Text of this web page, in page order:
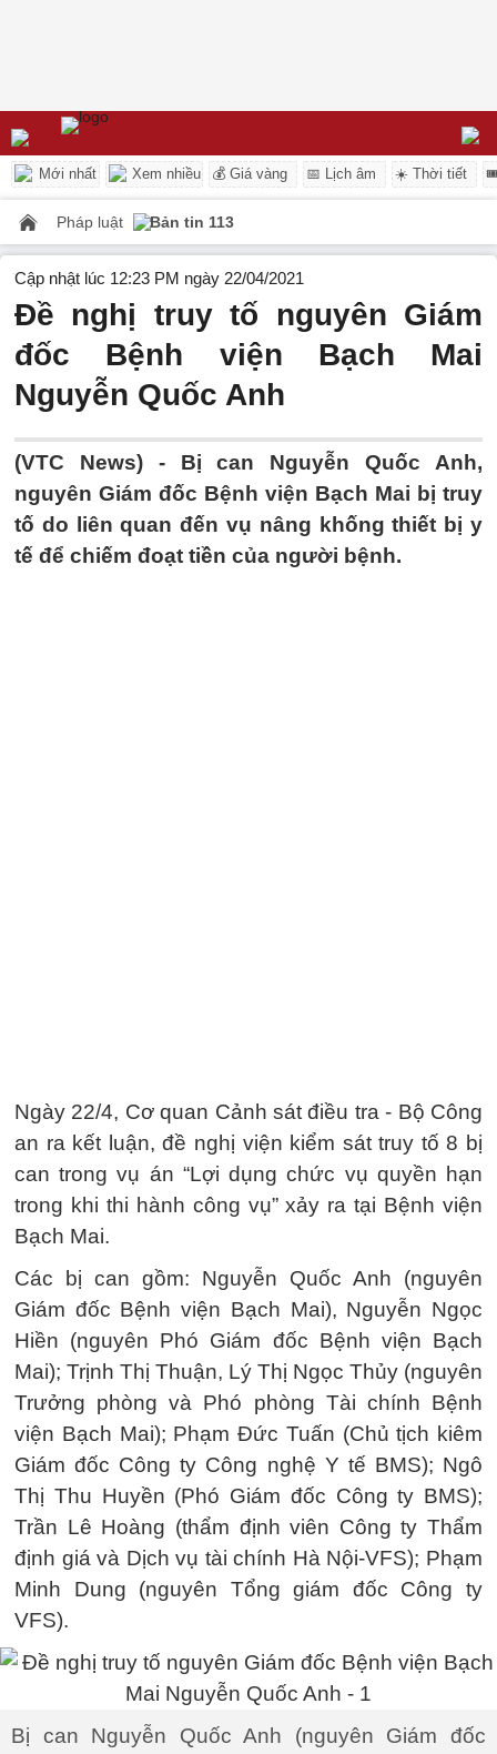
Mới nhất Xem nhiều 💰 Giá vàng 📅 Lịch âm ☀️ Thời tiết
Pháp luật Bản tin 113
Cập nhật lúc 12:23 PM ngày 22/04/2021
Đề nghị truy tố nguyên Giám
đốc Bệnh viện Bạch Mai
Nguyễn Quốc Anh
(VTC News) - Bị can Nguyễn Quốc Anh,
nguyên Giám đốc Bệnh viện Bạch Mai bị truy
tố do liên quan đến vụ nâng khống thiết bị y
tế để chiếm đoạt tiền của người bệnh.
Ngày 22/4, Cơ quan Cảnh sát điều tra - Bộ Công
an ra kết luận, đề nghị viện kiểm sát truy tố 8 bị
can trong vụ án “Lợi dụng chức vụ quyền hạn
trong khi thi hành công vụ” xảy ra tại Bệnh viện
Bạch Mai.
Các bị can gồm: Nguyễn Quốc Anh (nguyên
Giám đốc Bệnh viện Bạch Mai), Nguyễn Ngọc
Hiền (nguyên Phó Giám đốc Bệnh viện Bạch
Mai); Trịnh Thị Thuận, Lý Thị Ngọc Thủy (nguyên
Trưởng phòng và Phó phòng Tài chính Bệnh
viện Bạch Mai); Phạm Đức Tuấn (Chủ tịch kiêm
Giám đốc Công ty Công nghệ Y tế BMS); Ngô
Thị Thu Huyền (Phó Giám đốc Công ty BMS);
Trần Lê Hoàng (thẩm định viên Công ty Thẩm
định giá và Dịch vụ tài chính Hà Nội-VFS); Phạm
Minh Dung (nguyên Tổng giám đốc Công ty
VFS).
Bị can Nguyễn Quốc Anh (nguyên Giám đốc